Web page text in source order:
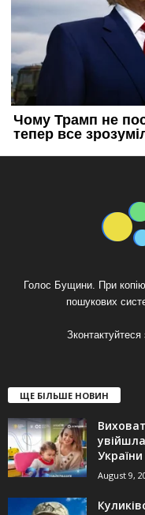
Голос Бущини. При
пошукових
ЩЕ БІЛЬШЕ НОВИН
України
August 9,